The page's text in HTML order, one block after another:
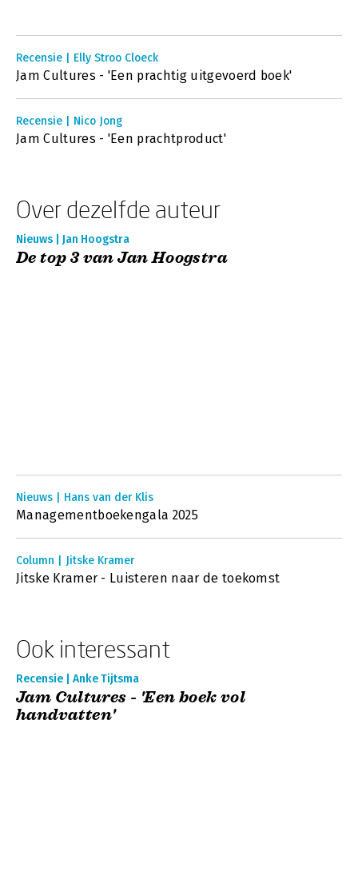
Recensie | Elly Stroo Cloeck
Jam Cultures - 'Een prachtig uitgevoerd boek'
Recensie | Nico Jong
Jam Cultures - 'Een prachtproduct'
Over dezelfde auteur
Nieuws | Jan Hoogstra
De top 3 van Jan Hoogstra
Nieuws | Hans van der Klis
Managementboekengala 2025
Column | Jitske Kramer
Jitske Kramer - Luisteren naar de toekomst
Ook interessant
Recensie | Anke Tijtsma
Jam Cultures - 'Een boek vol
handvatten'